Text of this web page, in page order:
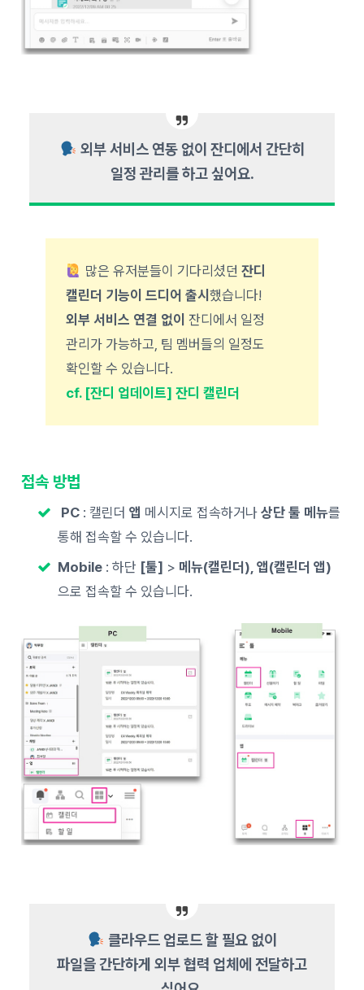
외부 서비스 연동 없이 잔디에서 간단히
일정 관리를 하고 싶어요.
많은 유저분들이 기다리셨던 잔디
캘린더 기능이 드디어 출시했습니다!
외부 서비스 연결 없이 잔디에서 일정
관리가 가능하고, 팀 멤버들의 일정도
확인할 수 있습니다.
cf. [잔디 업데이트] 잔디 캘린더
접속 방법
PC : 캘린더앱 메시지로 접속하거나상단 툴 메뉴를
통해 접속할 수 있습니다.
Mobile : 하단 [툴] > 메뉴(캘린더), 앱(캘린더 앱)
으로 접속할 수 있습니다.
클라우드 업로드 할 필요 없이
파일을 간단하게 외부 협력 업체에 전달하고